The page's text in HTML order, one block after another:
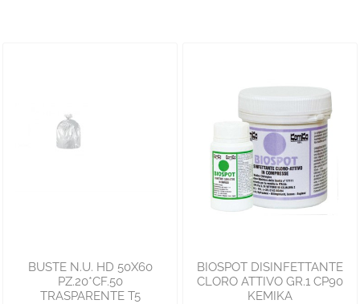
BUSTE N.U. HD 50X60
PZ.20*CF.50
TRASPARENTE T5
BIOSPOT DISINFETTANTE
CLORO ATTIVO GR.1 CP90
KEMIKA